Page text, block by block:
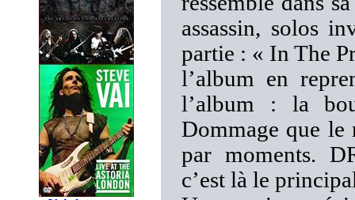
assassin, solos
partie : « In The
l’album en
l’album : la
Dommage que
par moments.
c’est là le